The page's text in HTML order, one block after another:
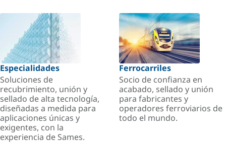
Especialidades
Soluciones de
recubrimiento, unión y
sellado de alta tecnología,
diseñadas a medida para
aplicaciones únicas y
exigentes, con la
experiencia de Sames.
Ferrocarriles
Socio de confianza en
acabado, sellado y unión
para fabricantes y
operadores ferroviarios de
todo el mundo.